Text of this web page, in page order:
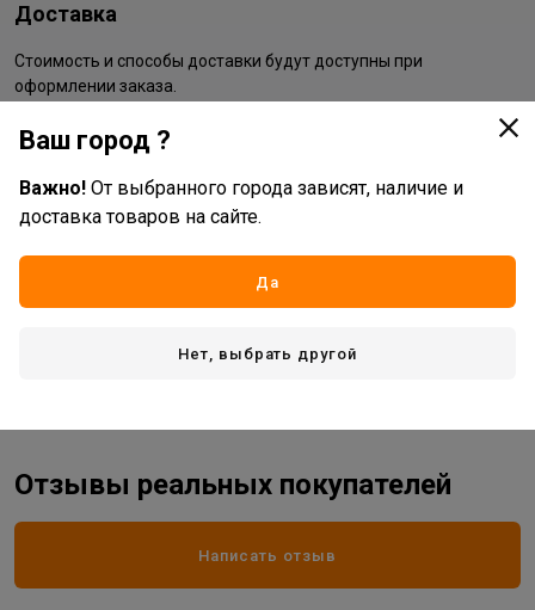
Доставка
Стоимость и способы доставки будут доступны при
оформлении заказа.
Характеристики
Основные
Бренд
Жизненный цикл номенклатуры
Отзывы реальных покупателей
Написать отзыв
Ваш город ?
Важно! От выбранного города зависят, наличие и
доставка товаров на сайте.
Да
Нет, выбрать другой